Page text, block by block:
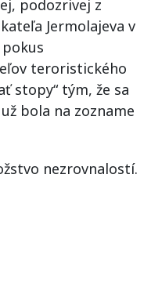
podozrivej z
Jermolajeva v
teroristického
stopy“ tým, že sa
bola na zozname
nezrovnalostí.